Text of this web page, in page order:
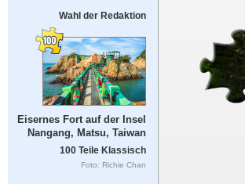
Wahl der Redaktion
Eisernes Fort auf der Insel
Nangang, Matsu, Taiwan
100 Teile Klassisch
Foto: Richie Chan